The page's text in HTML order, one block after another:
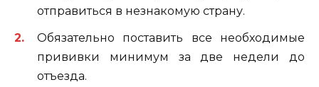
отправиться в незнакомую страну.
Обязательно поставить все необходимые
прививки минимум за две недели до
отъезда.